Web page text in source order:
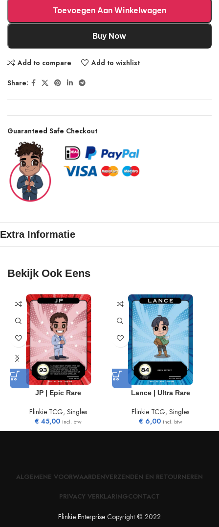
Toevoegen Aan Winkelwagen
Buy Now
Add to compare Add to wishlist
Share:
Guaranteed Safe Checkout
Extra Informatie
Bekijk Ook Eens
JP | Epic Rare
Flinkie TCG,Singles
€ 45,00 incl. btw
Lance | Ultra Rare
Flinkie TCG,Singles
€ 6,00 incl. btw
ALGEMENE VOORWAARDENVERZENDEN EN RETOURNEREN
PRIVACY VERKLARINGCONTACT
Flinkie Enterprise Copyright © 2022